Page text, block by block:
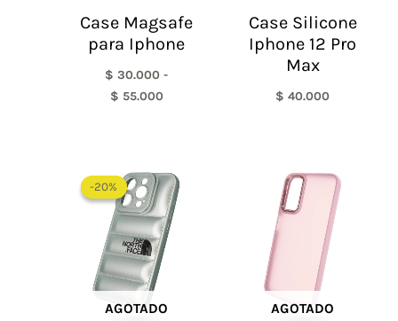
Case Magsafe
para Iphone
$ 30.000 -
$ 55.000
Case Silicone
Iphone 12 Pro
Max
$ 40.000
-20%
AGOTADO
-20%
precio
original
era:
$ 60.000.
AGOTADO